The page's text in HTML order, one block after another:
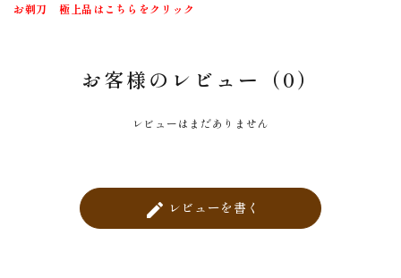
お剃刀 極上品はこちらをクリック
お客様のレビュー（0）
レビューはまだありません
create レビューを書く